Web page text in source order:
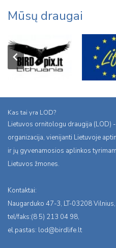
Mūsų draugai
Kas tai yra LOD?
Lietuvos ornitologu draugija (LOD)
organizacija, vienijanti Lietuvoje
ir jų gyvenamosios aplinkos
Lietuvos žmones.
Kontaktai:
Naugarduko 47-3, LT-03208 Vilnius,
tel/faks:(8 5) 213 04 98,
el.pastas: lod@birdlife.lt